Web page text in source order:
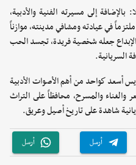
إلى مسيرته الفنية والأدبية،
في عيادته ومشافي مدينته، موازناً
جعله شخصية فريدة، تجسد الحب
السريانية.
أسعد كواحد من أهم الأصوات الأدبية
والغناء والمسرح، محافظاً على التراث
شاهدة على تاريخ أصيل وعريق.
أرسل أرسل